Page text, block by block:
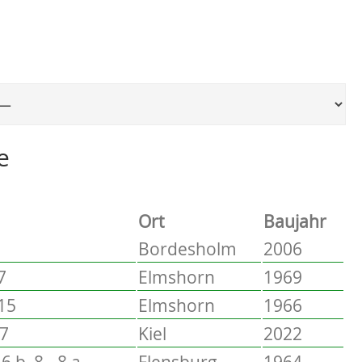
um zur entsprechenden Seite zu
Ort
Baujahr
Bordesholm
2006
Elmshorn
1969
Elmshorn
1966
Kiel
2022